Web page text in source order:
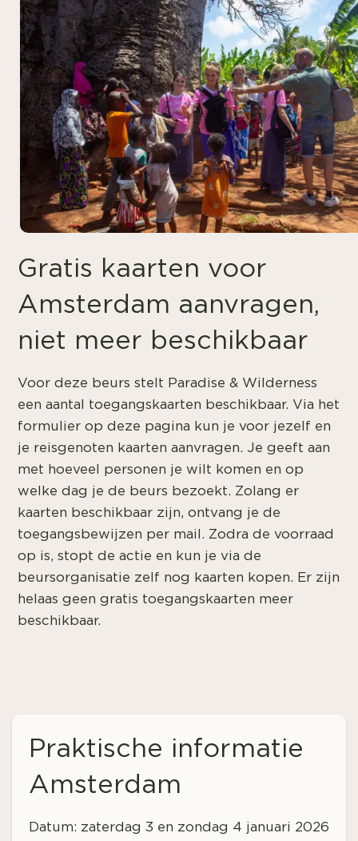
Gratis kaarten voor
Amsterdam aanvragen,
niet meer beschikbaar
Voor deze beurs stelt Paradise & Wilderness
een aantal toegangskaarten beschikbaar. Via het
formulier op deze pagina kun je voor jezelf en
je reisgenoten kaarten aanvragen. Je geeft aan
met hoeveel personen je wilt komen en op
welke dag je de beurs bezoekt. Zolang er
kaarten beschikbaar zijn, ontvang je de
toegangsbewijzen per mail. Zodra de voorraad
op is, stopt de actie en kun je via de
beursorganisatie zelf nog kaarten kopen. Er zijn
helaas geen gratis toegangskaarten meer
beschikbaar.
Praktische informatie
Amsterdam
Datum: zaterdag 3 en zondag 4 januari 2026